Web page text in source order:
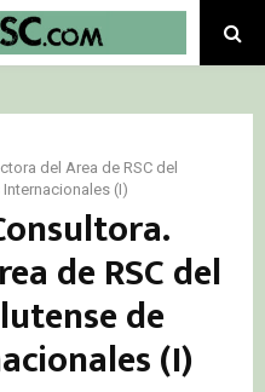
del Area de RSC del
(I)
de RSC del
de
(I)